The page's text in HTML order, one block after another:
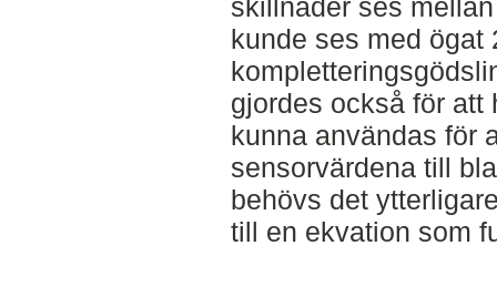
skillnader ses
kunde ses med ögat
gjordes också för att
kunna användas för
sensorvärdena till
behövs det
till en ekvation som